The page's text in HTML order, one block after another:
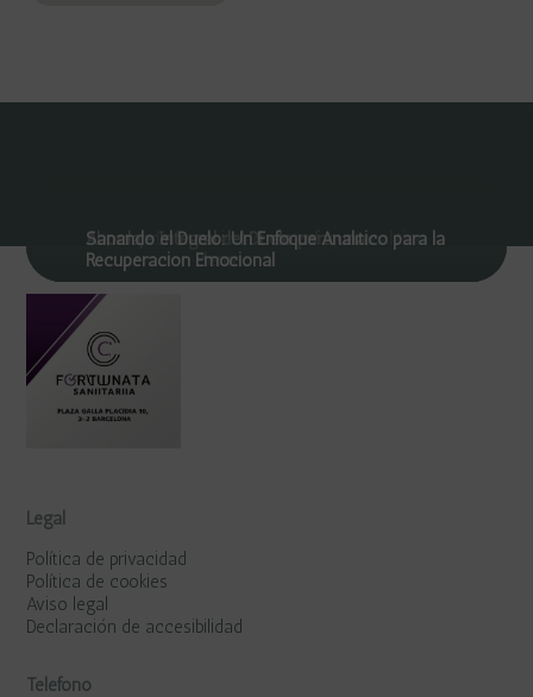
Superando la ansiedad: un enfoque analítico
Abordaje Integral del Duelo para una
Recuperación Plena
Sanando el Duelo: Un Enfoque Analítico para la
Recuperación Emocional
Legal
Política de privacidad
Política de cookies
Aviso legal
Declaración de accesibilidad
Teléfono